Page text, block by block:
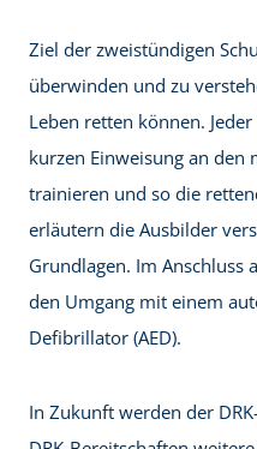
Ziel der zweistündigen
überwinden und zu
Leben retten können.
kurzen Einweisung an den
trainieren und so die
erläutern die Ausbilder
Grundlagen. Im Anschluss
den Umgang mit einem
Defibrillator (AED).
In Zukunft werden der